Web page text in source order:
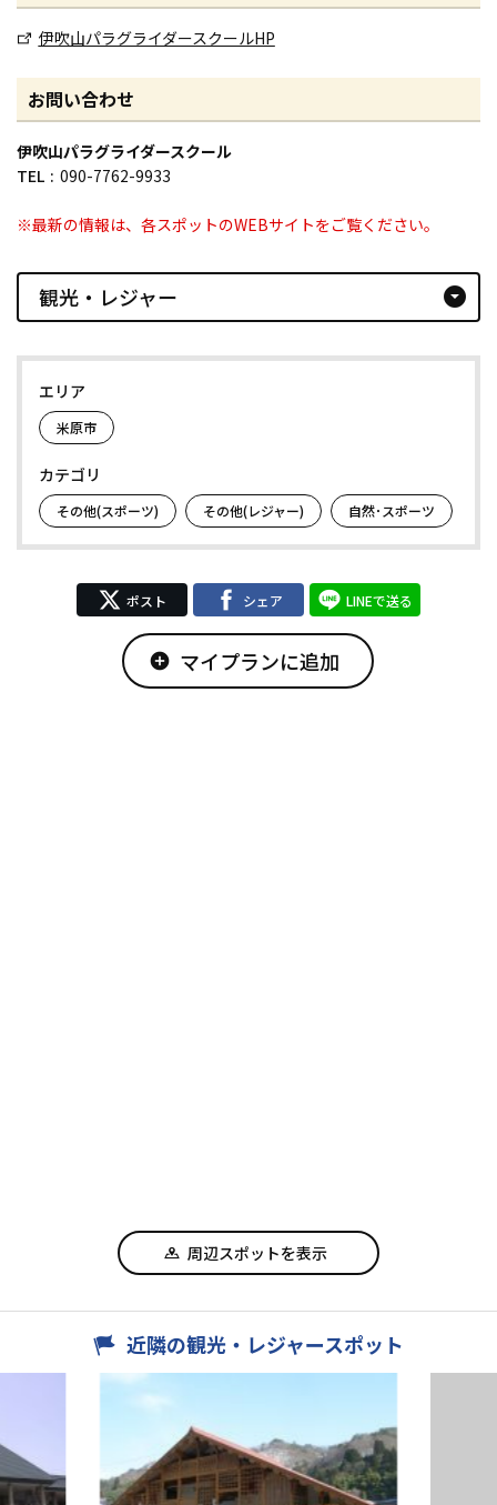
伊吹山パラグライダースクールHP
お問い合わせ
伊吹山パラグライダースクール
TEL
090-7762-9933
※最新の情報は、各スポットのWEBサイトをご覧ください。
観光・レジャー arrow_drop_down_circle
エリア
米原市
カテゴリ
その他(スポーツ) その他(レジャー) 自然･スポーツ
ポスト シェア LINEで送る
add_circle マイプランに追加
周辺スポットを表示
近隣の観光・レジャースポット